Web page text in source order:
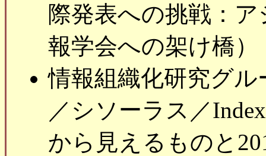
際発表への挑戦：
報学会への架け橋）
情報組織化研究グ
／シソーラス／
から見えるものと